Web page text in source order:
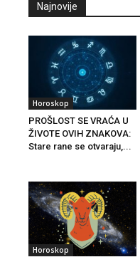
Najnovije
Horoskop
PROŠLOST SE VRAĆA U
ŽIVOTE OVIH ZNAKOVA:
Stare rane se otvaraju,...
Horoskop